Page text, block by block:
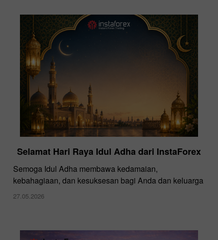
28.11.2024
Selamat Hari Raya Idul Adha dari InstaForex
Semoga Idul Adha membawa kedamaian,
kebahagiaan, dan kesuksesan bagi Anda dan keluarga
27.05.2026